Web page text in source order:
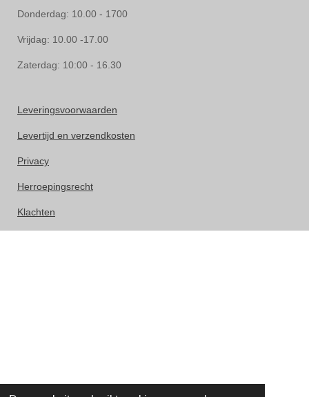
Donderdag: 10.00 - 1700
Vrijdag: 10.00 -17.00
Zaterdag: 10:00 - 16.30
Leveringsvoorwaarden
Levertijd en verzendkosten
Privacy
Herroepingsrecht
Klachten